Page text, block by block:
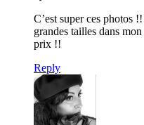
C’est super ces photos
grandes tailles dans
prix !!
Reply